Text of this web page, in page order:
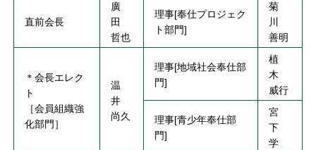
直前会長
廣
田
哲也
理事[奉仕プロジェク
ト部門]
菊
川
善明
＊会長エレク
ト
［会員組織強
化部門］
温
井
尚久
理事[地域社会奉仕部
門]
植
木
威行
理事[青少年奉仕部
門]
宮
下
学